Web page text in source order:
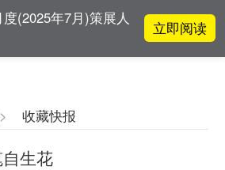
(2025年7月)策展人
立即阅读
质媒介具象化精神世
> 收藏快报
生花